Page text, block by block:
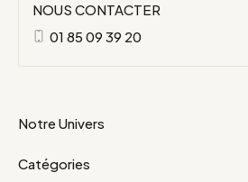
NOUS CONTACTER
01 85 09 39 20
Notre Univers
Catégories